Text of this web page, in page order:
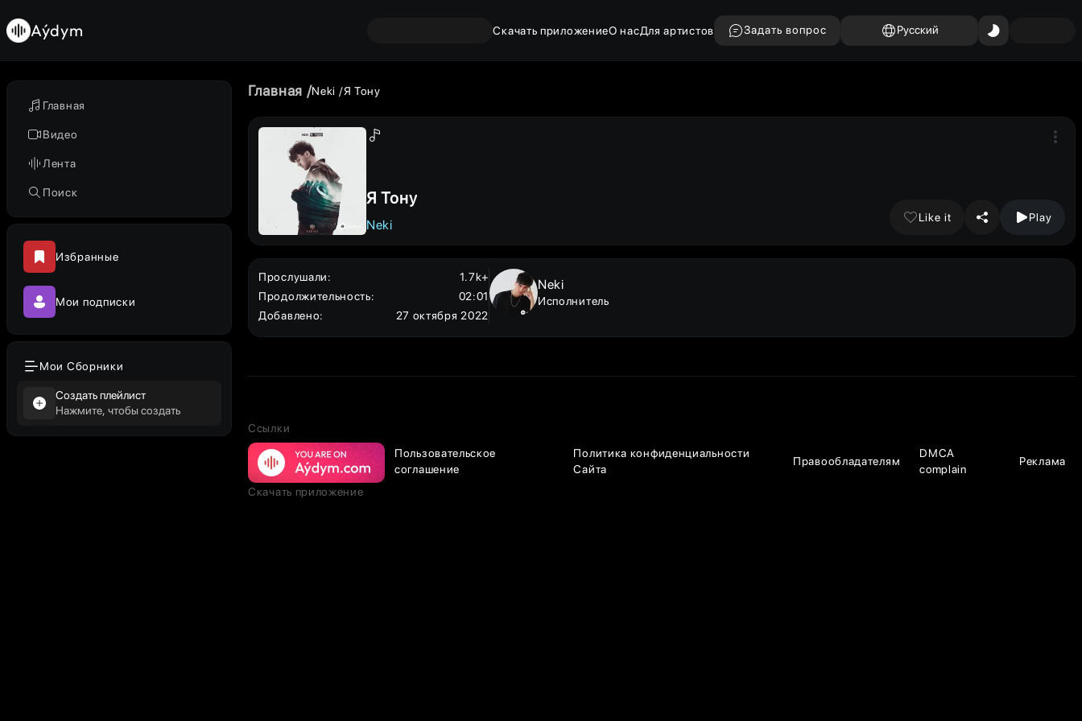
Главная
Видео
Лента
Поиск
Избранные
Мои подписки
Мои Сборники
Создать плейлист
Нажмите, чтобы создать
Aýdym Скачать приложениеО насДля артистов Задать вопрос Русский
Главная Neki Я Тону
Я Тону
Neki
Like it Play
Прослушали:
1.7k+
Продолжительность:
02:01
Добавлено: 27 октября 2022
Neki
Исполнитель
Ссылки
Пользовательское
соглашение
Политика конфиденциальности
Сайта
Правообладателям
DMCA
complain
Реклама
Скачать приложение